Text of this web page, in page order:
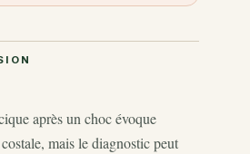
après un choc évoque
mais le diagnostic peut